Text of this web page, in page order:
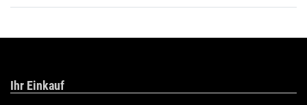
Ihr Einkauf